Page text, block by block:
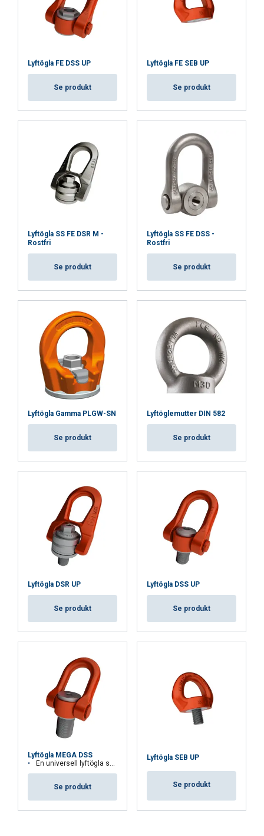
Lyftögla FE DSS UP
Se produkt
Lyftögla FE SEB UP
Se produkt
Lyftögla SS FE DSR M -
Rostfri
Se produkt
Lyftögla SS FE DSS -
Rostfri
Se produkt
Lyftögla Gamma PLGW-SN
Se produkt
Lyftöglemutter DIN 582
Se produkt
Lyftögla DSR UP
Se produkt
Lyftögla DSS UP
Se produkt
Lyftögla MEGA DSS
En universell lyftögla som kan rotera under lyft. För last upp till 48 ton.
Se produkt
Lyftögla SEB UP
Se produkt
annan information som du har tillhandahållit
dem eller som de har samlat in från din
användning av deras tjänster.
Strikt
nödvändigt
Prestanda Inriktning
ACCEPTERA ALLA
VISA DETALJER